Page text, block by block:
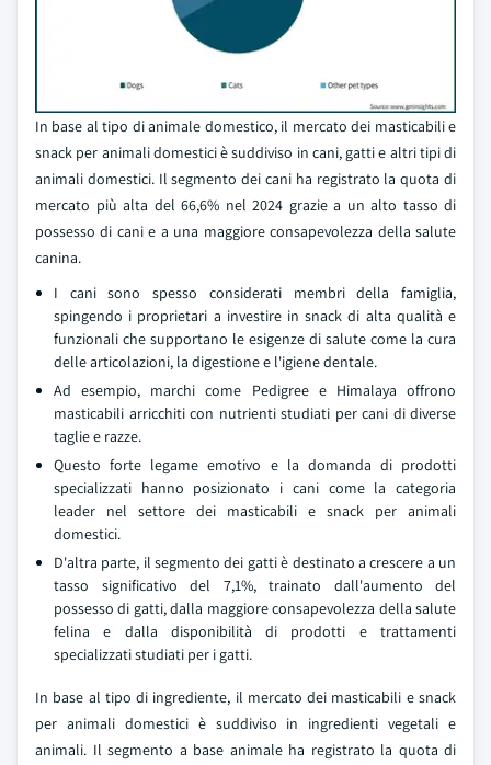
In base al tipo di animale domestico, il mercato dei masticabili e
snack per animali domestici è suddiviso in cani, gatti e altri tipi di
animali domestici. Il segmento dei cani ha registrato la quota di
mercato più alta del 66,6% nel 2024 grazie a un alto tasso di
possesso di cani e a una maggiore consapevolezza della salute
canina.
I cani sono spesso considerati membri della famiglia,
spingendo i proprietari a investire in snack di alta qualità e
funzionali che supportano le esigenze di salute come la cura
delle articolazioni, la digestione e l'igiene dentale.
Ad esempio, marchi come Pedigree e Himalaya offrono
masticabili arricchiti con nutrienti studiati per cani di diverse
taglie e razze.
Questo forte legame emotivo e la domanda di prodotti
specializzati hanno posizionato i cani come la categoria
leader nel settore dei masticabili e snack per animali
domestici.
D'altra parte, il segmento dei gatti è destinato a crescere a un
tasso significativo del 7,1%, trainato dall'aumento del
possesso di gatti, dalla maggiore consapevolezza della salute
felina e dalla disponibilità di prodotti e trattamenti
specializzati studiati per i gatti.
In base al tipo di ingrediente, il mercato dei masticabili e snack
per animali domestici è suddiviso in ingredienti vegetali e
animali. Il segmento a base animale ha registrato la quota di